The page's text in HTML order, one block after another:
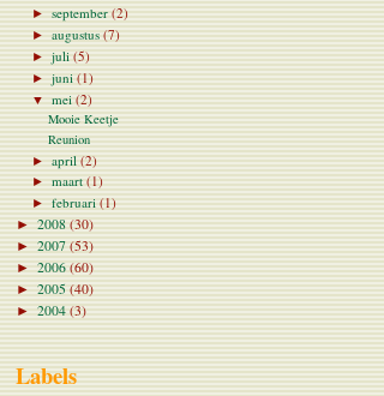
►september(2)
►augustus(7)
►juli(5)
►juni(1)
▼mei(2)
Mooie Keetje
Reunion
►april(2)
►maart(1)
►februari(1)
►2008(30)
►2007(53)
►2006(60)
►2005(40)
►2004(3)
Labels